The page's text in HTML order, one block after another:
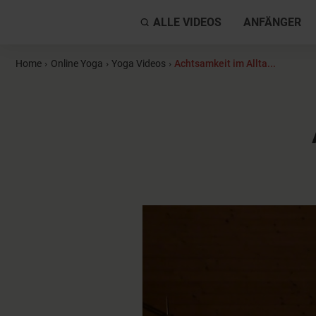
ALLE VIDEOS ANFÄNGER
Home › Online Yoga › Yoga Videos › Achtsamkeit im Allta...